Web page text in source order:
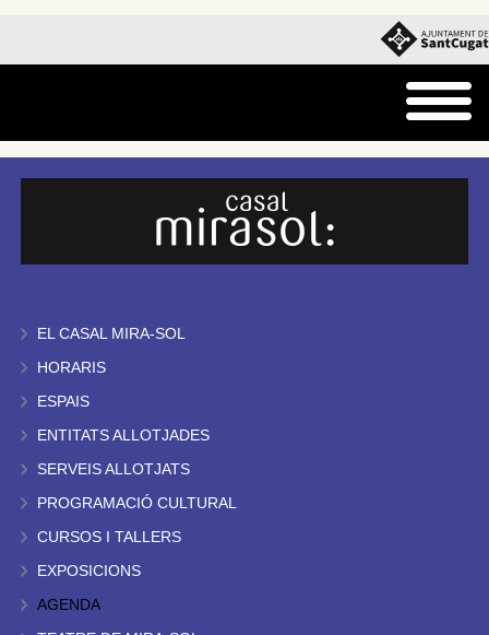
EL CASAL MIRA-SOL
HORARIS
ESPAIS
ENTITATS ALLOTJADES
SERVEIS ALLOTJATS
PROGRAMACIÓ CULTURAL
CURSOS I TALLERS
EXPOSICIONS
AGENDA